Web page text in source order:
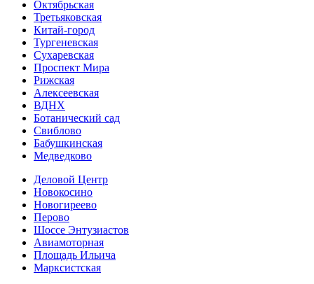
Октябрьская
Третьяковская
Китай-город
Тургеневская
Сухаревская
Проспект Мира
Рижская
Алексеевская
ВДНХ
Ботанический сад
Свиблово
Бабушкинская
Медведково
Деловой Центр
Новокосино
Новогиреево
Перово
Шоссе Энтузиастов
Авиамоторная
Площадь Ильича
Марксистская